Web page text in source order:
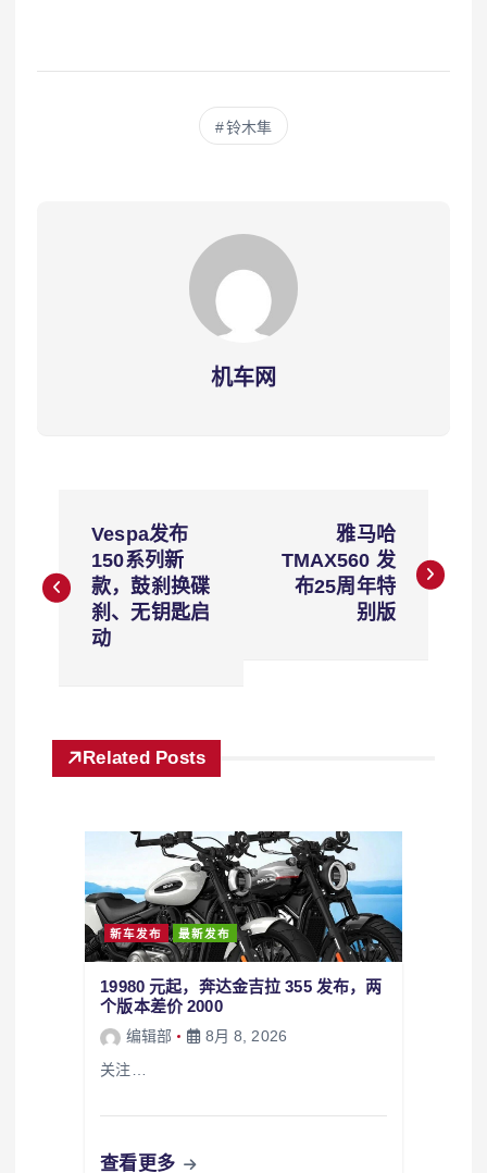
铃木隼
机车网
章
Vespa发布
150系列新
款，鼓刹换碟
刹、无钥匙启
动
雅马哈
TMAX560 发
布25周年特
别版
Related Posts
新车发布 最新发布
19980 元起，奔达金吉拉 355 发布，两
个版本差价 2000
编辑部
8月 8, 2026
关注…
查看更多